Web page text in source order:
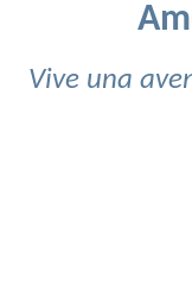
Vive una